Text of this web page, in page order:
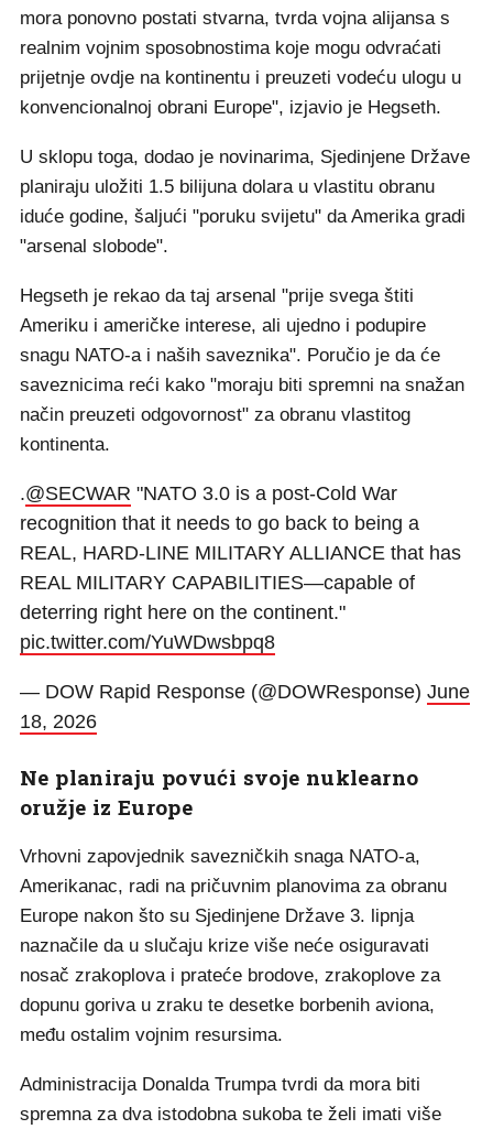
mora ponovno postati stvarna, tvrda vojna alijansa s
realnim vojnim sposobnostima koje mogu odvraćati
prijetnje ovdje na kontinentu i preuzeti vodeću ulogu u
konvencionalnoj obrani Europe", izjavio je Hegseth.
U sklopu toga, dodao je novinarima, Sjedinjene Države
planiraju uložiti 1.5 bilijuna dolara u vlastitu obranu
iduće godine, šaljući "poruku svijetu" da Amerika gradi
"arsenal slobode".
Hegseth je rekao da taj arsenal "prije svega štiti
Ameriku i američke interese, ali ujedno i podupire
snagu NATO-a i naših saveznika". Poručio je da će
saveznicima reći kako "moraju biti spremni na snažan
način preuzeti odgovornost" za obranu vlastitog
kontinenta.
.@SECWAR "NATO 3.0 is a post-Cold War
recognition that it needs to go back to being a
REAL, HARD-LINE MILITARY ALLIANCE that has
REAL MILITARY CAPABILITIES—capable of
deterring right here on the continent."
pic.twitter.com/YuWDwsbpq8
— DOW Rapid Response (@DOWResponse) June
18, 2026
Ne planiraju povući svoje nuklearno
oružje iz Europe
Vrhovni zapovjednik savezničkih snaga NATO-a,
Amerikanac, radi na pričuvnim planovima za obranu
Europe nakon što su Sjedinjene Države 3. lipnja
naznačile da u slučaju krize više neće osiguravati
nosač zrakoplova i prateće brodove, zrakoplove za
dopunu goriva u zraku te desetke borbenih aviona,
među ostalim vojnim resursima.
Administracija Donalda Trumpa tvrdi da mora biti
spremna za dva istodobna sukoba te želi imati više